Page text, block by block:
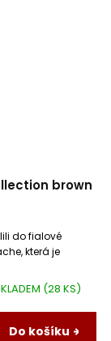
brown
(28 KS)
Do košíku
do fialové
která je